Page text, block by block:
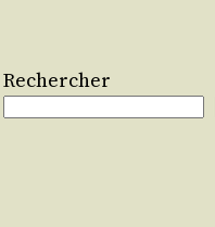
Rechercher